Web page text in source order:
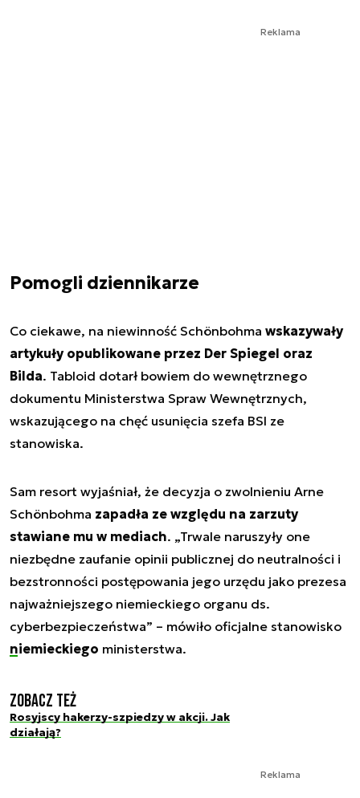
Reklama
Pomogli dziennikarze
Co ciekawe, na niewinność Schönbohma wskazywały
artykuły opublikowane przez Der Spiegel oraz
Bilda. Tabloid dotarł bowiem do wewnętrznego
dokumentu Ministerstwa Spraw Wewnętrznych,
wskazującego na chęć usunięcia szefa BSI ze
stanowiska.
Sam resort wyjaśniał, że decyzja o zwolnieniu Arne
Schönbohma zapadła ze względu na zarzuty
stawiane mu w mediach. „Trwale naruszyły one
niezbędne zaufanie opinii publicznej do neutralności i
bezstronności postępowania jego urzędu jako prezesa
najważniejszego niemieckiego organu ds.
cyberbezpieczeństwa” – mówiło oficjalne stanowisko
niemieckiego ministerstwa.
Zobacz też
Rosyjscy hakerzy-szpiedzy w akcji. Jak
działają?
Reklama